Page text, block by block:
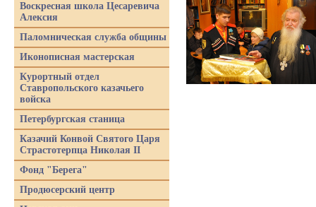
Воскресная школа Цесаревича
Алексия
Паломническая служба общины
Иконописная мастерская
Курортный отдел
Ставропольского казачьего
войска
Петербургская станица
Казачий Конвой Святого Царя
Страстотерпца Николая II
Фонд "Берега"
Продюсерский центр